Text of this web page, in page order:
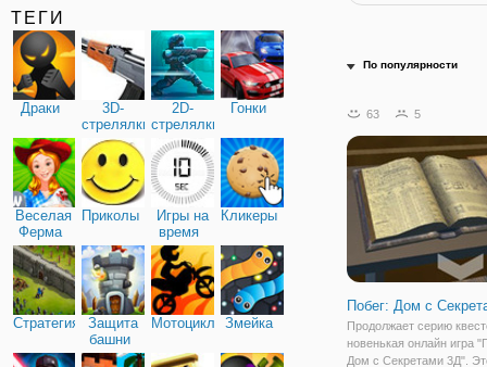
ТЕГИ
Драки
3D-
стрелялки
2D-
стрелялки
Гонки
Веселая
Ферма
Приколы
Игры на
время
Кликеры
Стратегия
Защита
башни
МотоциклыЗмейка
По популярности
63 5
Побег: Дом с
Продолжает серию
новенькая онлайн игра
Дом с Секретами 3Д".